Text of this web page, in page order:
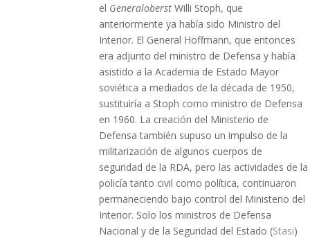
el Generaloberst Willi Stoph, que
anteriormente ya había sido Ministro del
Interior. El General Hoffmann, que entonces
era adjunto del ministro de Defensa y había
asistido a la Academia de Estado Mayor
soviética a mediados de la década de 1950,
sustituiría a Stoph como ministro de Defensa
en 1960.​ La creación del Ministerio de
Defensa también supuso un impulso de la
militarización de algunos cuerpos de
seguridad de la RDA, pero las actividades de la
policía tanto civil como política, continuaron
permaneciendo bajo control del Ministerio del
Interior. Solo los ministros de Defensa
Nacional y de la Seguridad del Estado (Stasi)